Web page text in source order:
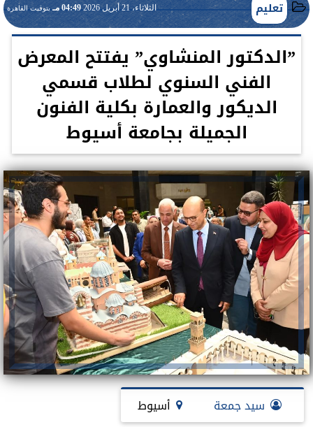
تعليم الثلاثاء، 21 أبريل 2026 04:49 مـ بتوقيت القاهرة
”الدكتور المنشاوي” يفتتح المعرض
الفني السنوي لطلاب قسمي
الديكور والعمارة بكلية الفنون
الجميلة بجامعة أسيوط
سيد جمعة أسيوط